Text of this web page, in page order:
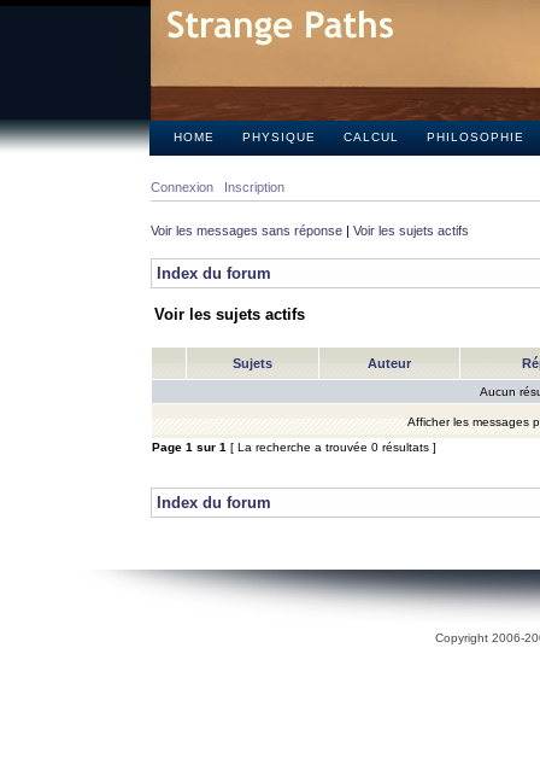
HOME PHYSIQUE CALCUL PHILOSOPHIE
Connexion Inscription
Voir les messages sans réponse | Voir les sujets actifs
Index du forum
Voir les sujets actifs
Sujets Auteur
Aucun
Afficher les messages
Page 1 sur 1 [ La recherche a trouvée 0 résultats ]
Index du forum
Copyright 2006-